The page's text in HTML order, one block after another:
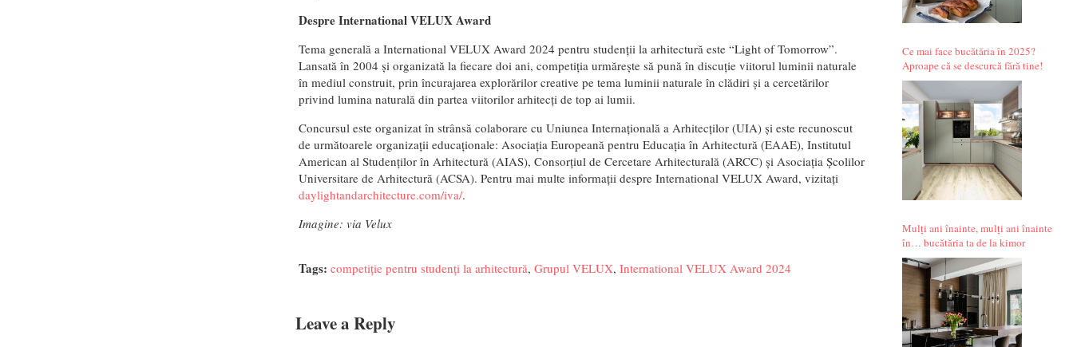
Ce mai face bucătăria în 2025?
Aproape că se descurcă fără tine!
Mulți ani înainte, mulți ani înainte
în… bucătăria ta de la kimor
Despre International VELUX Award
Tema generală a International VELUX Award 2024 pentru studenții la arhitectură este “Light of Tomorrow”.
Lansată în 2004 și organizată la fiecare doi ani, competiția urmărește să pună în discuție viitorul luminii naturale
în mediul construit, prin încurajarea explorărilor creative pe tema luminii naturale în clădiri și a cercetărilor
privind lumina naturală din partea viitorilor arhitecți de top ai lumii.
Concursul este organizat în strânsă colaborare cu Uniunea Internațională a Arhitecților (UIA) și este recunoscut
de următoarele organizații educaționale: Asociația Europeană pentru Educația în Arhitectură (EAAE), Institutul
American al Studenților în Arhitectură (AIAS), Consorțiul de Cercetare Arhitecturală (ARCC) și Asociația Școlilor
Universitare de Arhitectură (ACSA). Pentru mai multe informații despre International VELUX Award, vizitați
daylightandarchitecture.com/iva/.
Imagine: via Velux
Tags: competiție pentru studenți la arhitectură, Grupul VELUX, International VELUX Award 2024
Leave a Reply